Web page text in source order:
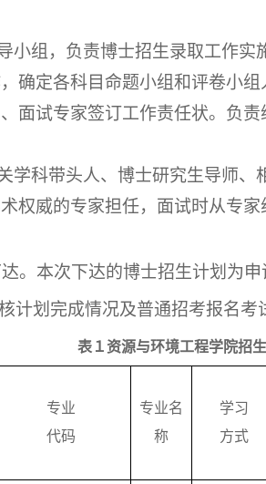
小组，负责博士招生录取工作
确定各科目命题小组和评卷小
面试专家签订工作责任状。负
学科带头人、博士研究生导师
权威的专家担任，面试时从专家
。本次下达的博士招生计划为
计划完成情况及普通招考报名考
表１资源与环境工程学院招
专业
代码
专业名
称
学习
方式